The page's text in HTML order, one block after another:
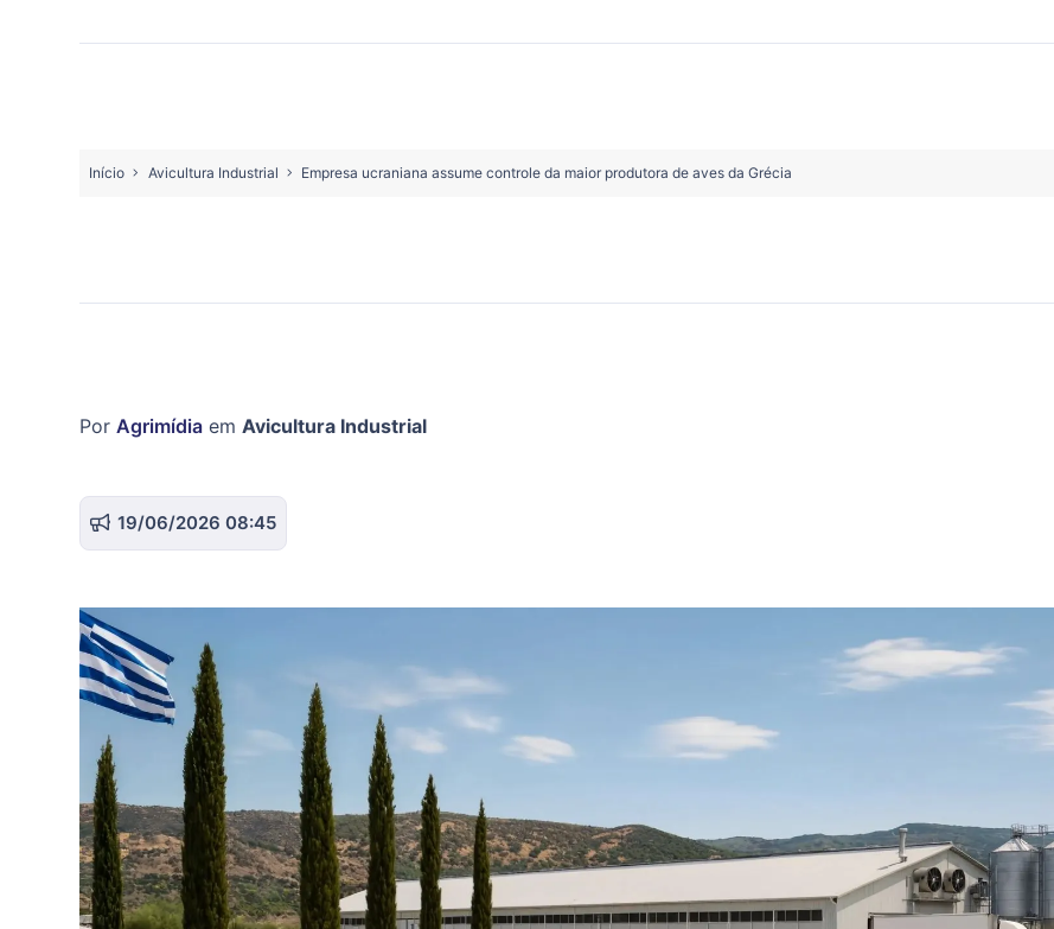
Início Avicultura Industrial Empresa ucraniana assume controle da maior produtora de aves da Grécia
Por Agrimídia em Avicultura Industrial
19/06/2026 08:45